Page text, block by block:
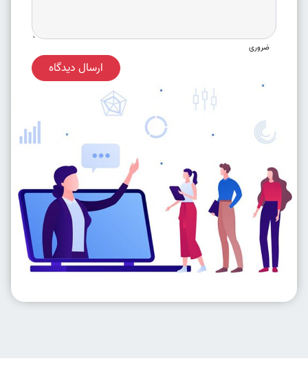
ضروری
ارسال دیدگاه